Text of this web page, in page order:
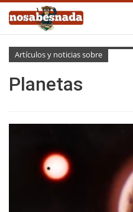
Artículos y noticias sobre
Planetas